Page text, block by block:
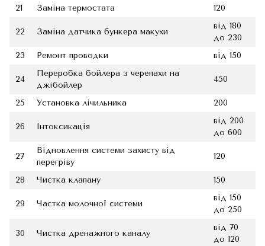
21
Заміна термостата 120
22 Заміна датчика бункера макухи
від 180
до 230
23
Ремонт проводки від 150
24
Переробка бойлера з черепахи на
джібойлер
450
25 Установка лічильника 200
26 Інтоксикація
від 200
до 600
27
Відновлення системи захисту від
перегріву
120
28 Чистка клапану 150
29 Частка молочної системи
від 150
до 250
30 Чистка дренажного каналу
від 70
до 120